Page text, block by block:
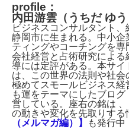
profile：
内田游雲（うちだ ゆう
ビジネスコンサルタント
静岡市に生まれる。中小
ティングやコーチングを
会社経営と占術研究によ
導には定評がある。本サイ
は、この世界の法則や社
極めてスモールビジネス
も運をテーマにしたブログ
営している。座右の銘は
の動きや変化を先取りする
（メルマガ編）】
も発行中